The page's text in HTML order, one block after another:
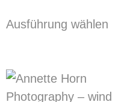
Ausführung wählen